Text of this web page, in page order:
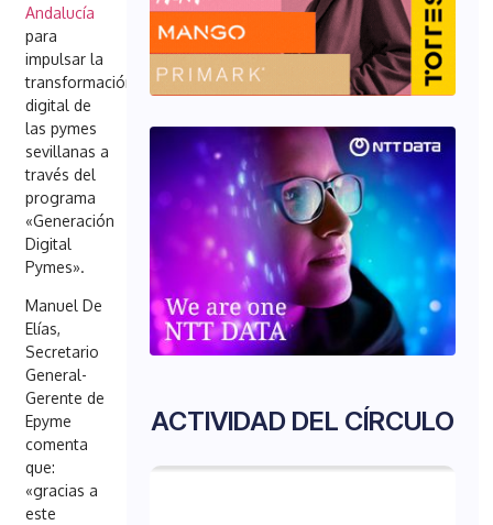
Andalucía
para
impulsar la
transformación
digital de
las pymes
sevillanas a
través del
programa
«Generación
Digital
Pymes».
Manuel De
Elías,
Secretario
General-
Gerente de
Epyme
comenta
que:
«gracias a
este
ACTIVIDAD DEL CÍRCULO